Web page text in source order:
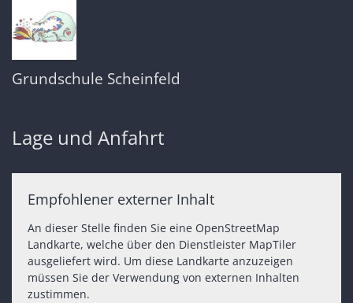
Grundschule Scheinfeld
Lage und Anfahrt
Empfohlener externer Inhalt
An dieser Stelle finden Sie eine OpenStreetMap
Landkarte, welche über den Dienstleister MapTiler
ausgeliefert wird. Um diese Landkarte anzuzeigen
müssen Sie der Verwendung von externen Inhalten
zustimmen.